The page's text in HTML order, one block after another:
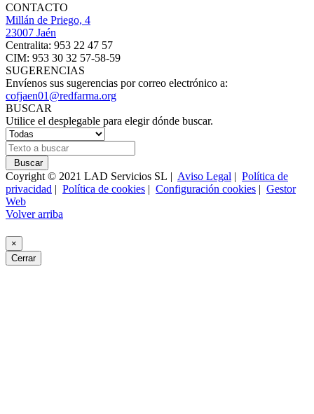
CONTACTO
Millán de Priego, 4
23007 Jaén
Centralita: 953 22 47 57
CIM: 953 30 32 57-58-59
SUGERENCIAS
Envíenos sus sugerencias por correo electrónico a:
cofjaen01@redfarma.org
BUSCAR
Utilice el desplegable para elegir dónde buscar.
Buscar
Coyright © 2021 LAD Servicios SL | Aviso Legal | Política de
privacidad | Política de cookies | Configuración cookies | Gestor
Web
Volver arriba
×
Cerrar